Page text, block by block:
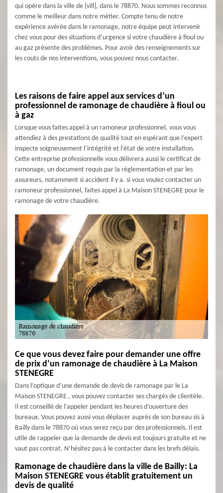
qui opère dans la ville de {vill}, dans le 78870. Nous sommes reconnus
comme le meilleur dans notre métier. Compte tenu de notre
expérience avérée dans le ramonage, notre équipe peut intervenir
chez vous pour des situations d’urgence si votre chaudière à fioul ou
au gaz présente des problèmes. Pour avoir des renseignements sur
les couts de nos interventions, vous pouvez nous contacter.
Les raisons de faire appel aux services d’un
professionnel de ramonage de chaudière à fioul ou
à gaz
Lorsque vous faites appel à un ramoneur professionnel, vous vous
attendiez à des prestations de qualité tout en espérant que l’expert
inspecte soigneusement l’intégrité et l’état de votre installation.
Cette entreprise professionnelle vous délivrera aussi le certificat de
ramonage, un document requis par la réglementation et par les
assureurs, notamment si accident il y a. si vous voulez contacter un
ramoneur professionnel, faites appel à La Maison STENEGRE pour le
ramonage de votre chaudière.
Ce que vous devez faire pour demander une offre
de prix d’un ramonage de chaudière à La Maison
STENEGRE
Dans l’optique d’une demande de devis de ramonage par le La
Maison STENEGRE , vous pouvez contacter ses chargés de clientèle.
Il est conseillé de l’appeler pendant les heures d’ouverture des
bureaux. Vous pouvez aussi vous déplacer auprès de son bureau sis à
Bailly dans le 78870 où vous serez reçu par des professionnels. Il est
utile de rappeler que la demande de devis est toujours gratuite et ne
vaut pas contrat. N’hésitez pas à le contacter dans les brefs délais.
Ramonage de chaudière dans la ville de Bailly: La
Maison STENEGRE vous établit gratuitement un
devis de qualité